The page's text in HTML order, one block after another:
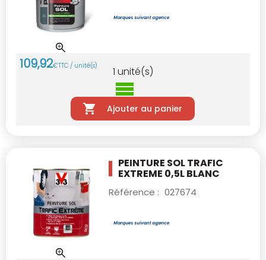
109,92€TTC / unité(s) 1 unité(s)
Ajouter au panier
PEINTURE SOL TRAFIC
EXTREME 0,5L BLANC
Référence : 027674